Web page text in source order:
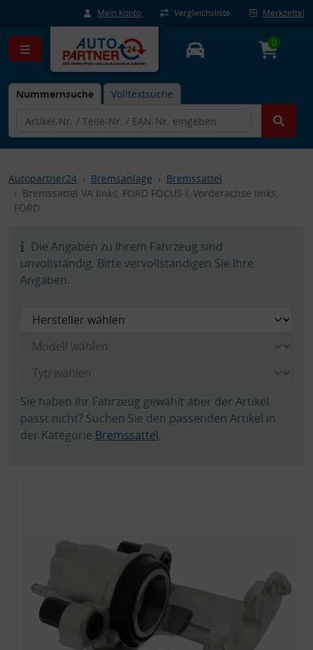
Mein Konto Vergleichsliste Merkzettel
Nummernsuche Volltextsuche
0
Autopartner24 Bremsanlage
Bremssattel
Bremssattel VA links, FORD FOCUS I, Vorderachse links,
FORD
Die Angaben zu Ihrem Fahrzeug sind
unvollständig. Bitte vervollständigen Sie Ihre
Angaben.
Sie haben Ihr Fahrzeug gewählt aber der Artikel
passt nicht? Suchen Sie den passenden Artikel in
der Kategorie Bremssattel.